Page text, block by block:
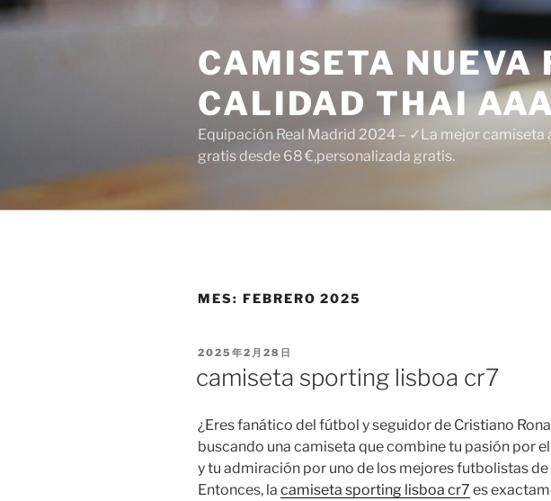
Saltar
al
CAMISETA
CALIDAD THAI
Equipación Real Madrid 2024 – ✓La mejor
gratis desde 68 €,personalizada gratis.
MES: FEBRERO 2025
PUBLICADO
2025年2月28日
camiseta sporting lisboa cr7
¿Eres fanático del fútbol y seguidor de Cristiano
buscando una camiseta que combine tu pasión por
y tu admiración por uno de los mejores futbolistas
Entonces, la camiseta sporting lisboa cr7 es